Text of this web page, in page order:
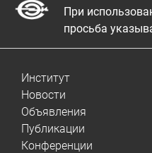
При
просьба
Институт
Новости
Объявления
Публикации
Конференции